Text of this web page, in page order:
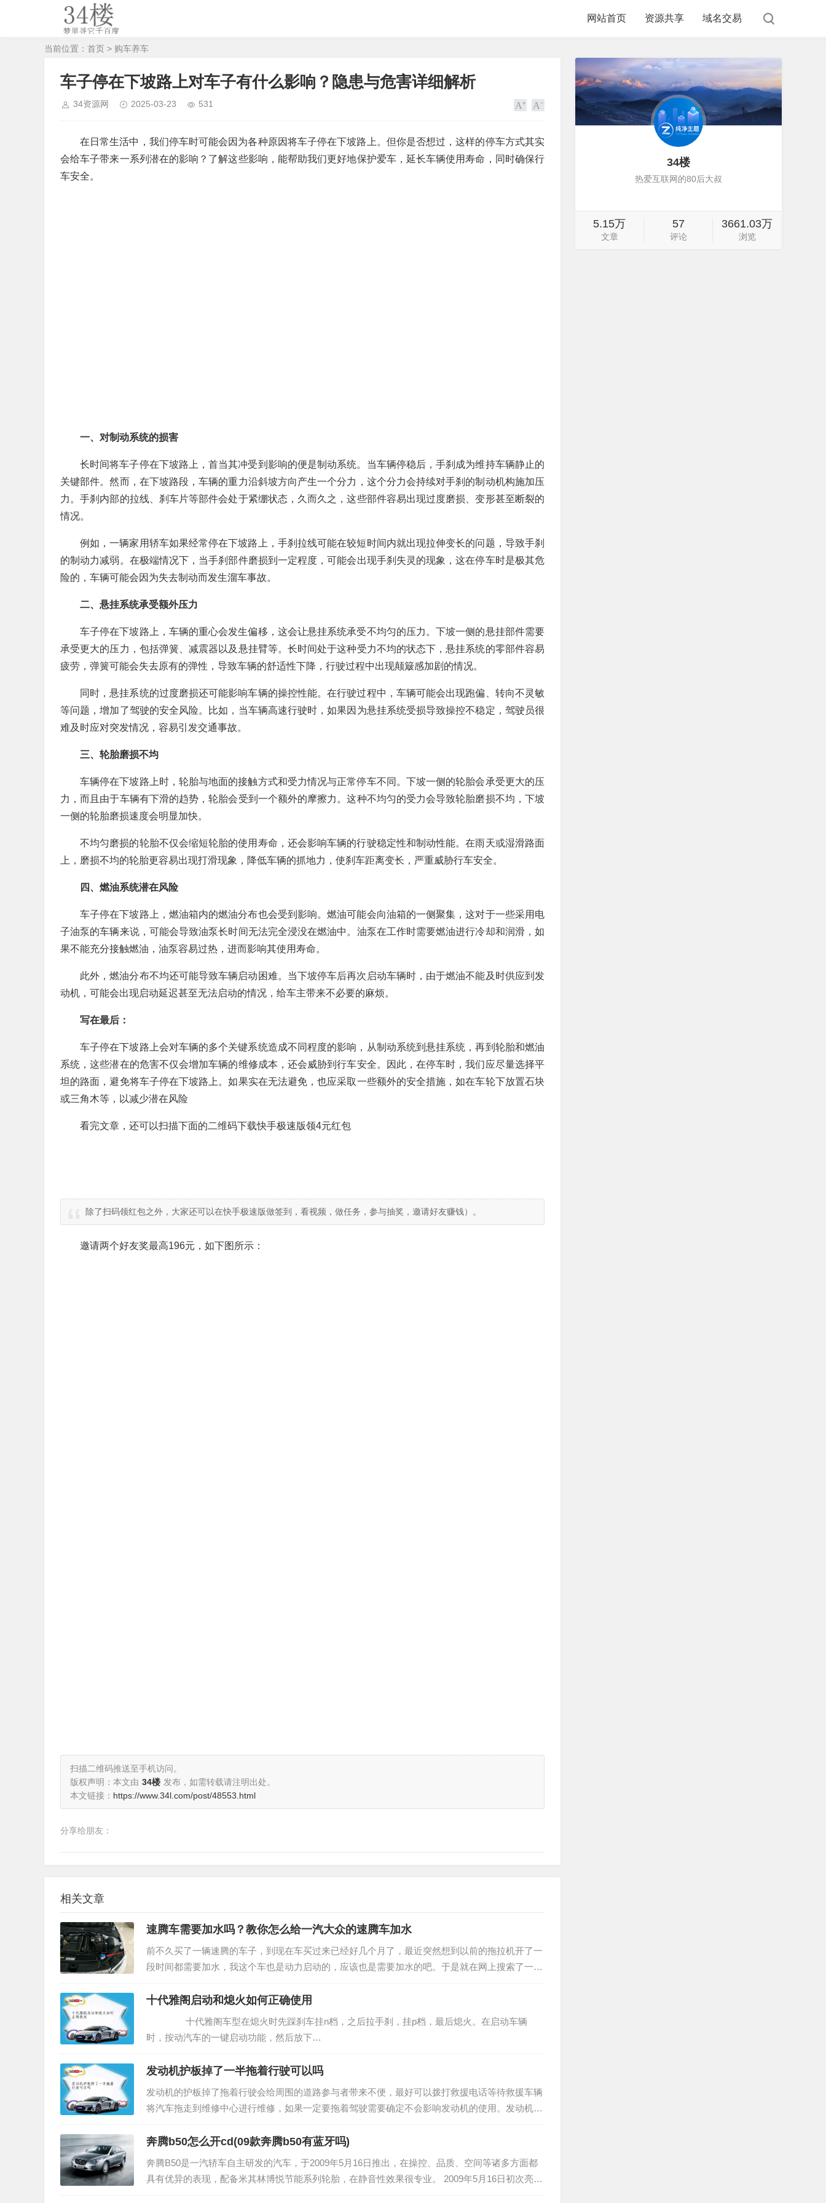
网站首页 资源共享 域名交易
当前位置： 首页 > 购车养车
车子停在下坡路上对车子有什么影响？隐患与危害详细解析
34资源网 2025-03-23 531
在日常生活中，我们停车时可能会因为各种原因将车子停在下坡路上。但你是否想过，这样的停车方式其实
会给车子带来一系列潜在的影响？了解这些影响，能帮助我们更好地保护爱车，延长车辆使用寿命，同时确保行
车安全。
一、对制动系统的损害
长时间将车子停在下坡路上，首当其冲受到影响的便是制动系统。当车辆停稳后，手刹成为维持车辆静止的
关键部件。然而，在下坡路段，车辆的重力沿斜坡方向产生一个分力，这个分力会持续对手刹的制动机构施加压
力。手刹内部的拉线、刹车片等部件会处于紧绷状态，久而久之，这些部件容易出现过度磨损、变形甚至断裂的
情况。
例如，一辆家用轿车如果经常停在下坡路上，手刹拉线可能在较短时间内就出现拉伸变长的问题，导致手刹
的制动力减弱。在极端情况下，当手刹部件磨损到一定程度，可能会出现手刹失灵的现象，这在停车时是极其危
险的，车辆可能会因为失去制动而发生溜车事故。
二、悬挂系统承受额外压力
车子停在下坡路上，车辆的重心会发生偏移，这会让悬挂系统承受不均匀的压力。下坡一侧的悬挂部件需要
承受更大的压力，包括弹簧、减震器以及悬挂臂等。长时间处于这种受力不均的状态下，悬挂系统的零部件容易
疲劳，弹簧可能会失去原有的弹性，导致车辆的舒适性下降，行驶过程中出现颠簸感加剧的情况。
同时，悬挂系统的过度磨损还可能影响车辆的操控性能。在行驶过程中，车辆可能会出现跑偏、转向不灵敏
等问题，增加了驾驶的安全风险。比如，当车辆高速行驶时，如果因为悬挂系统受损导致操控不稳定，驾驶员很
难及时应对突发情况，容易引发交通事故。
三、轮胎磨损不均
车辆停在下坡路上时，轮胎与地面的接触方式和受力情况与正常停车不同。下坡一侧的轮胎会承受更大的压
力，而且由于车辆有下滑的趋势，轮胎会受到一个额外的摩擦力。这种不均匀的受力会导致轮胎磨损不均，下坡
一侧的轮胎磨损速度会明显加快。
不均匀磨损的轮胎不仅会缩短轮胎的使用寿命，还会影响车辆的行驶稳定性和制动性能。在雨天或湿滑路面
上，磨损不均的轮胎更容易出现打滑现象，降低车辆的抓地力，使刹车距离变长，严重威胁行车安全。
四、燃油系统潜在风险
车子停在下坡路上，燃油箱内的燃油分布也会受到影响。燃油可能会向油箱的一侧聚集，这对于一些采用电
子油泵的车辆来说，可能会导致油泵长时间无法完全浸没在燃油中。油泵在工作时需要燃油进行冷却和润滑，如
果不能充分接触燃油，油泵容易过热，进而影响其使用寿命。
此外，燃油分布不均还可能导致车辆启动困难。当下坡停车后再次启动车辆时，由于燃油不能及时供应到发
动机，可能会出现启动延迟甚至无法启动的情况，给车主带来不必要的麻烦。
写在最后：
车子停在下坡路上会对车辆的多个关键系统造成不同程度的影响，从制动系统到悬挂系统，再到轮胎和燃油
系统，这些潜在的危害不仅会增加车辆的维修成本，还会威胁到行车安全。因此，在停车时，我们应尽量选择平
坦的路面，避免将车子停在下坡路上。如果实在无法避免，也应采取一些额外的安全措施，如在车轮下放置石块
或三角木等，以减少潜在风险
看完文章，还可以扫描下面的二维码下载快手极速版领4元红包
除了扫码领红包之外，大家还可以在快手极速版做签到，看视频，做任务，参与抽奖，邀请好友赚钱）。
邀请两个好友奖最高196元，如下图所示：
扫描二维码推送至手机访问。
版权声明：本文由 34楼 发布，如需转载请注明出处。
本文链接： https://www.34l.com/post/48553.html
分享给朋友：
相关文章
速腾车需要加水吗？教你怎么给一汽大众的速腾车加水
前不久买了一辆速腾的车子，到现在车买过来已经好几个月了，最近突然想到以前的拖拉机开了一
段时间都需要加水，我这个车也是动力启动的，应该也是需要加水的吧。于是就在网上搜索了一
番，结果好多人说这种车不需要加水，我也纳闷，难道不怕烧吗？于是我决定去…
十代雅阁启动和熄火如何正确使用
十代雅阁车型在熄火时先踩刹车挂n档，之后拉手刹，挂p档，最后熄火。在启动车辆
时，按动汽车的一键启动功能，然后放下…
发动机护板掉了一半拖着行驶可以吗
发动机的护板掉了拖着行驶会给周围的道路参与者带来不便，最好可以拨打救援电话等待救援车辆
将汽车拖走到维修中心进行维修，如果一定要拖着驾驶需要确定不会影响发动机的使用。发动机是
一种将其他形式的能转化为机械能的机器，汽油发动机是将化学能转化为机械…
奔腾b50怎么开cd(09款奔腾b50有蓝牙吗)
奔腾B50是一汽轿车自主研发的汽车，于2009年5月16日推出，在操控、品质、空间等诸多方面都
具有优异的表现，配备米其林博悦节能系列轮胎，在静音性效果很专业。 2009年5月16日初次亮
相，奔腾B50以高起点、高性能、高品质“全…
34楼
热爱互联网的80后大叔
5.15万
文章
57
评论
3661.03万
浏览